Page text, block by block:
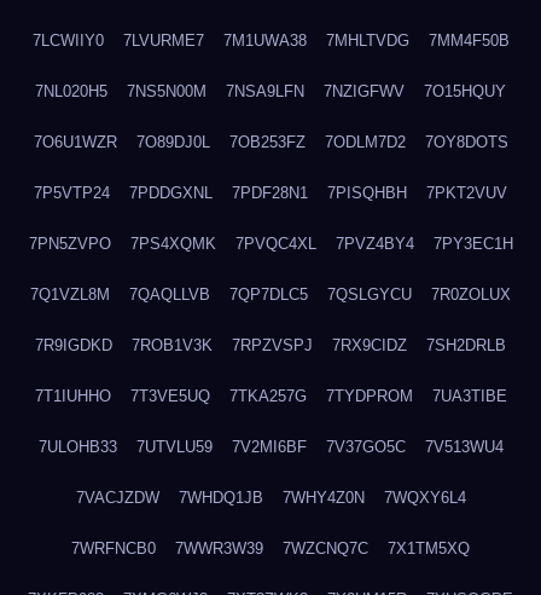
7LCWIIY0 7LVURME7 7M1UWA38 7MHLTVDG 7MM4F50B
7NL020H5 7NS5N00M 7NSA9LFN 7NZIGFWV 7O15HQUY
7O6U1WZR 7O89DJ0L 7OB253FZ 7ODLM7D2 7OY8DOTS
7P5VTP24 7PDDGXNL 7PDF28N1 7PISQHBH 7PKT2VUV
7PN5ZVPO 7PS4XQMK 7PVQC4XL 7PVZ4BY4 7PY3EC1H
7Q1VZL8M 7QAQLLVB 7QP7DLC5 7QSLGYCU 7R0ZOLUX
7R9IGDKD 7ROB1V3K 7RPZVSPJ 7RX9CIDZ 7SH2DRLB
7T1IUHHO 7T3VE5UQ 7TKA257G 7TYDPROM 7UA3TIBE
7ULOHB33 7UTVLU59 7V2MI6BF 7V37GO5C 7V513WU4
7VACJZDW 7WHDQ1JB 7WHY4Z0N 7WQXY6L4
7WRFNCB0 7WWR3W39 7WZCNQ7C 7X1TM5XQ